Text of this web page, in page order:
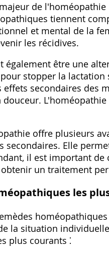
de
tiennent
et mental de la
les récidives.
également être une
stopper la lactation
secondaires des
douceur.
offre plusieurs
secondaires. Elle
il est important
un traitement
les
la situation
plus courants ⁚